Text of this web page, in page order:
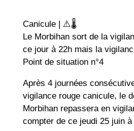
Canicule | ⚠️🌡️
Le Morbihan sort de la
ce jour à 22h mais la
Point de situation n°4
Après 4 journées
vigilance rouge canicule, le
Morbihan repassera en
compter de ce jeudi 25 juin à